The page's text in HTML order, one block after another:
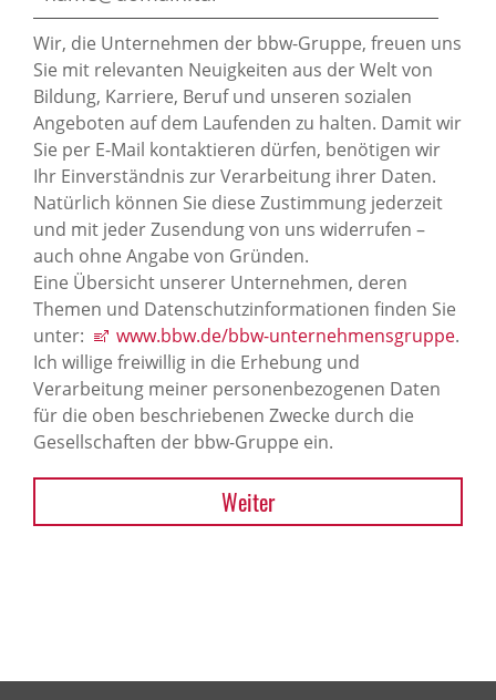
Wir, die Unternehmen der bbw-Gruppe, freuen uns
Sie mit relevanten Neuigkeiten aus der Welt von
Bildung, Karriere, Beruf und unseren sozialen
Angeboten auf dem Laufenden zu halten. Damit wir
Sie per E-Mail kontaktieren dürfen, benötigen wir
Ihr Einverständnis zur Verarbeitung ihrer Daten.
Natürlich können Sie diese Zustimmung jederzeit
und mit jeder Zusendung von uns widerrufen –
auch ohne Angabe von Gründen.
Eine Übersicht unserer Unternehmen, deren
Themen und Datenschutzinformationen finden Sie
unter:
www.bbw.de/bbw-unternehmensgruppe.
Ich willige freiwillig in die Erhebung und
Verarbeitung meiner personenbezogenen Daten
für die oben beschriebenen Zwecke durch die
Gesellschaften der bbw-Gruppe ein.
Weiter